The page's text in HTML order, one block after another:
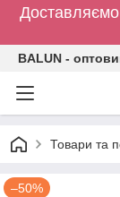
BALUN -
Товари та
–50%